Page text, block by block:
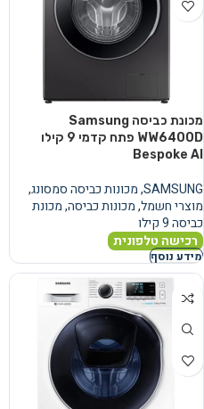
מכונת כביסה Samsung
WW6400D פתח קדמי ‏9 ‏קילו
Bespoke AI
SAMSUNG
,מכונות כביסה סמסונג,
מוצרי חשמל,מכונות כביסה,מכונת
כביסה 9 קילו
רכישה טלפונית
מידע נוסף